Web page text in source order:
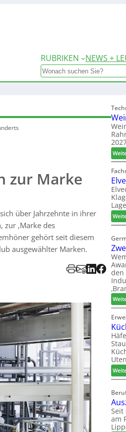
RUBRIKEN NEWS +
Search
zur Marke
über Jahrzehnte in ihrer
‚Marke des
gehört seit diesem
ausgewählter Marken.
den
Seit
am